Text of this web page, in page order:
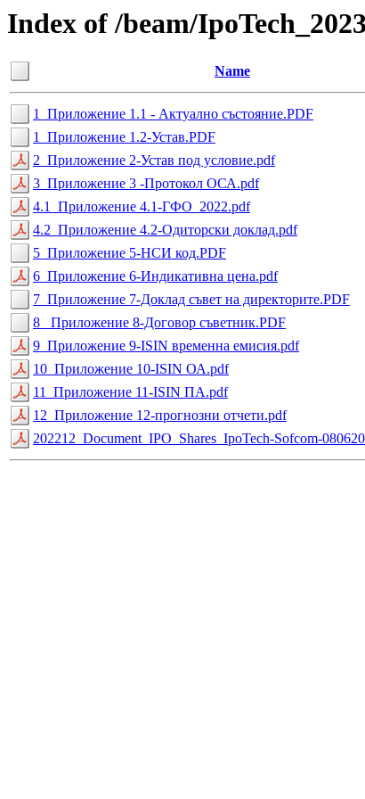
Index of /beam/IpoTech_2023
Name
1_Приложение 1.1 - Актуално състояние.PDF
1_Приложение 1.2-Устав.PDF
2_Приложение 2-Устав под условие.pdf
3_Приложение 3 -Протокол ОСА.pdf
4.1_Приложение 4.1-ГФО_2022.pdf
4.2_Приложение 4.2-Одиторски доклад.pdf
5_Приложение 5-НСИ код.PDF
6_Приложение 6-Индикативна цена.pdf
7_Приложение 7-Доклад съвет на директорите.PDF
8_ Приложение 8-Договор съветник.PDF
9_Приложение 9-ISIN временна емисия.pdf
10_Приложение 10-ISIN ОА.pdf
11_Приложение 11-ISIN ПА.pdf
12_Приложение 12-прогнозни отчети.pdf
202212_Document_IPO_Shares_IpoTech-Sofcom-